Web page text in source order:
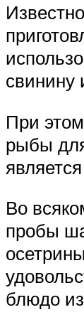
свинину
При
рыбы
Во
пробы
блюдо